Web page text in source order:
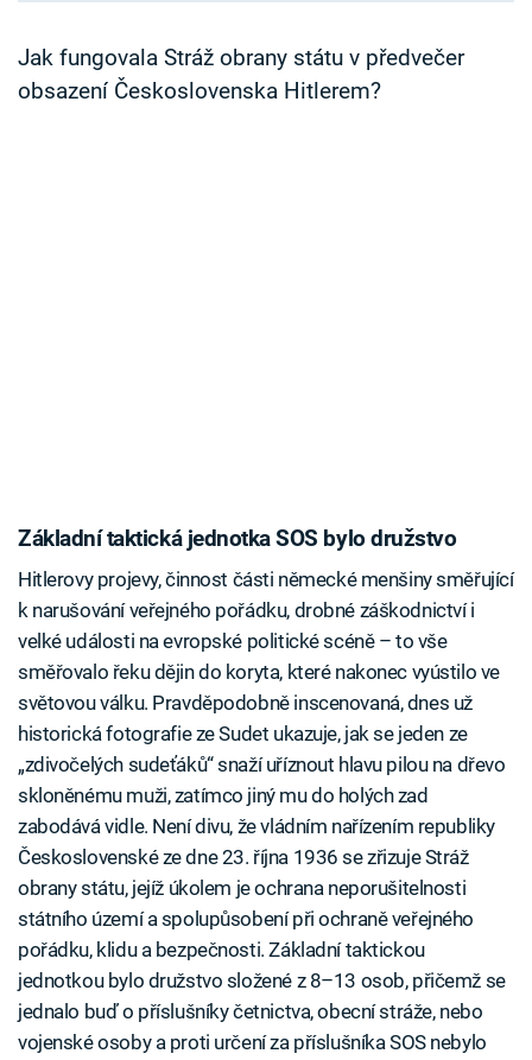
Přihlášení
Jak fungovala Stráž obrany státu v předvečer
obsazení Československa Hitlerem?
Základní taktická jednotka SOS bylo družstvo
Hitlerovy projevy, činnost části německé menšiny směřující
k narušování veřejného pořádku, drobné záškodnictví i
velké události na evropské politické scéně – to vše
směřovalo řeku dějin do koryta, které nakonec vyústilo ve
světovou válku. Pravděpodobně inscenovaná, dnes už
historická fotografie ze Sudet ukazuje, jak se jeden ze
„zdivočelých sudeťáků“ snaží uříznout hlavu pilou na dřevo
skloněnému muži, zatímco jiný mu do holých zad
zabodává vidle. Není divu, že vládním nařízením republiky
Československé ze dne 23. října 1936 se zřizuje Stráž
obrany státu, jejíž úkolem je ochrana neporušitelnosti
státního území a spolupůsobení při ochraně veřejného
pořádku, klidu a bezpečnosti. Základní taktickou
jednotkou bylo družstvo složené z 8–13 osob, přičemž se
jednalo buď o příslušníky četnictva, obecní stráže, nebo
vojenské osoby a proti určení za příslušníka SOS nebylo